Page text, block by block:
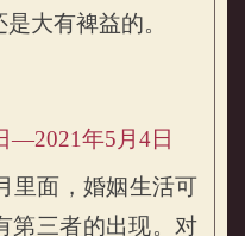
大有裨益的。
—2021年5月4日
里面，婚姻生活可
第三者的出现。对